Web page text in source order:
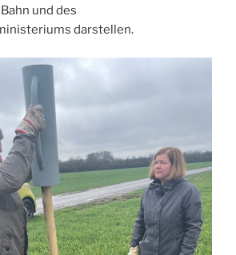
und des
darstellen.